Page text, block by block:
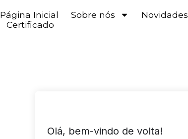
Página Inicial Sobre nós
Novidades
Certificado
Olá, bem-vindo de volta!